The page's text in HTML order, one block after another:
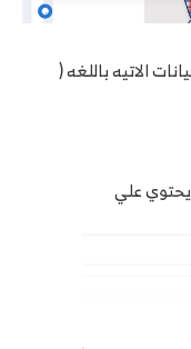
الاتيه باللغه (
علي